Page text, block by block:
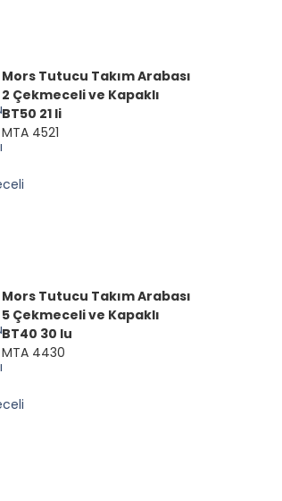
Mors Tutucu Takım Arabası
2 Çekmeceli ve Kapaklı
BT50 21 li
MTA 4521
Mors Tutucu Takım Arabası
5 Çekmeceli ve Kapaklı
BT40 30 lu
MTA 4430